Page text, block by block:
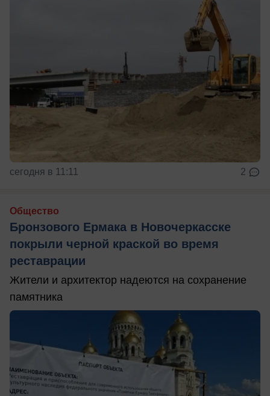
сегодня в 11:11 2
Общество
Бронзового Ермака в Новочеркасске
покрыли черной краской во время
реставрации
Жители и архитектор надеются на сохранение
памятника